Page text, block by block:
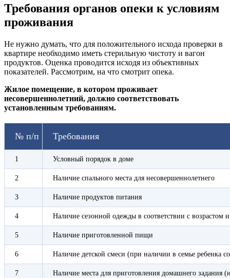
Требования органов опеки к условиям
проживания
Не нужно думать, что для положительного исхода проверки в
квартире необходимо иметь стерильную чистоту и вагон
продуктов. Оценка проводится исходя из объективных
показателей. Рассмотрим, на что смотрит опека.
Жилое помещение, в котором проживает
несовершеннолетний, должно соответствовать
установленным требованиям.
№ п/п Требования
1 Условный порядок в доме
2 Наличие спального места для несовершеннолетнего
3 Наличие продуктов питания
4 Наличие сезонной одежды в соответствии с возрастом
5 Наличие приготовленной пищи
6 Наличие детской смеси (при наличии в семье ребенка
7 Наличие места для приготовления домашнего задания